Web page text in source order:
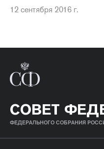
12 сентября 2016 г.
СОВЕТ
ФЕДЕРАЛЬНОГО СОБРАНИЯ